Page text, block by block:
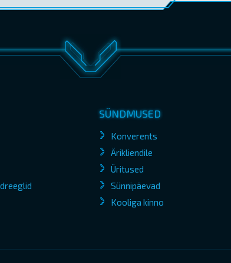
SÜNDMUSED
Konverents
Ärikliendile
Üritused
Sünnipäevad
Kooliga kinno